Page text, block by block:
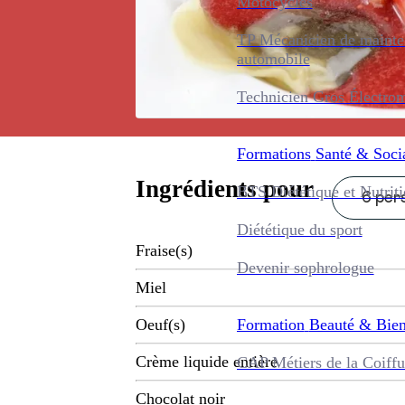
TP Mécanicien de
automobile
Technicien Gros
Formations Santé &
BTS Diététique et
Diététique du sport
Devenir sophrologue
Formation Beauté &
CAP Métiers de la
Ingrédients pour 6
Fraise(s)
Miel
Oeuf(s)
Crème liquide entière
Chocolat noir